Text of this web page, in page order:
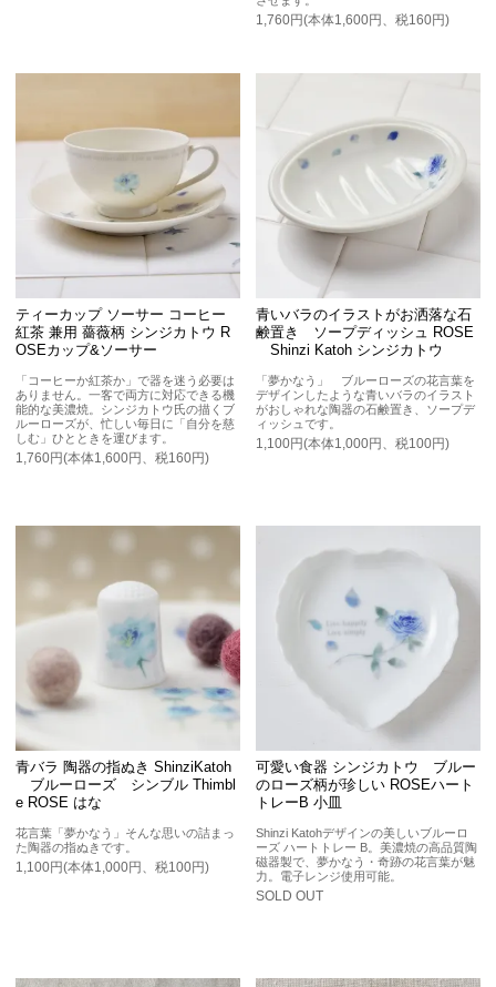
1,760円(本体1,600円、税160円)
ティーカップ ソーサー コーヒー
紅茶 兼用 薔薇柄 シンジカトウ R
OSEカップ&ソーサー
「コーヒーか紅茶か」で器を迷う必要は
ありません。一客で両方に対応できる機
能的な美濃焼。シンジカトウ氏の描くブ
ルーローズが、忙しい毎日に「自分を慈
しむ」ひとときを運びます。
1,760円(本体1,600円、税160円)
青いバラのイラストがお洒落な石
鹸置き ソープディッシュ ROSE
Shinzi Katoh シンジカトウ
「夢かなう」 ブルーローズの花言葉を
デザインしたような青いバラのイラスト
がおしゃれな陶器の石鹸置き、ソープデ
ィッシュです。
1,100円(本体1,000円、税100円)
青バラ 陶器の指ぬき ShinziKatoh
ブルーローズ シンブル Thimbl
e ROSE はな
花言葉「夢かなう」そんな思いの詰まっ
た陶器の指ぬきです。
1,100円(本体1,000円、税100円)
可愛い食器 シンジカトウ ブルー
のローズ柄が珍しい ROSEハート
トレーB 小皿
Shinzi Katohデザインの美しいブルーロ
ーズ ハートトレー B。美濃焼の高品質陶
磁器製で、夢かなう・奇跡の花言葉が魅
力。電子レンジ使用可能。
SOLD OUT